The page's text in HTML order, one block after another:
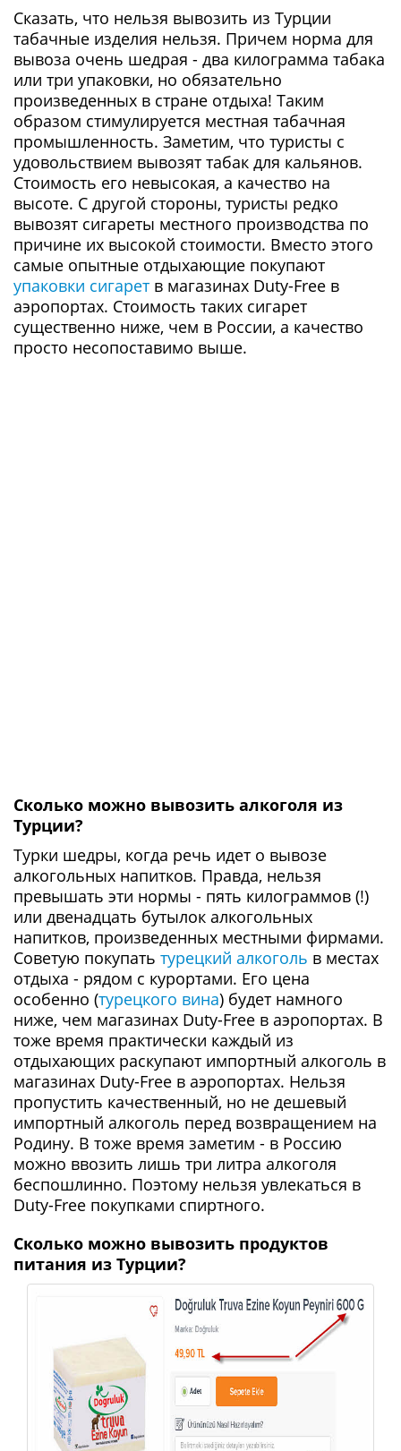
Сказать, что нельзя вывозить из Турции
табачные изделия нельзя. Причем норма для
вывоза очень шедрая - два килограмма табака
или три упаковки, но обязательно
произведенных в стране отдыха! Таким
образом стимулируется местная табачная
промышленность. Заметим, что туристы с
удовольствием вывозят табак для кальянов.
Стоимость его невысокая, а качество на
высоте. С другой стороны, туристы редко
вывозят сигареты местного производства по
причине их высокой стоимости. Вместо этого
самые опытные отдыхающие покупают
упаковки сигарет в магазинах Duty-Free в
аэропортах. Стоимость таких сигарет
существенно ниже, чем в России, а качество
просто несопоставимо выше.
Сколько можно вывозить алкоголя из
Турции?
Турки шедры, когда речь идет о вывозе
алкогольных напитков. Правда, нельзя
превышать эти нормы - пять килограммов (!)
или двенадцать бутылок алкогольных
напитков, произведенных местными фирмами.
Советую покупать турецкий алкоголь в местах
отдыха - рядом с курортами. Его цена
особенно (турецкого вина) будет намного
ниже, чем магазинах Duty-Free в аэропортах. В
тоже время практически каждый из
отдыхающих раскупают импортный алкоголь в
магазинах Duty-Free в аэропортах. Нельзя
пропустить качественный, но не дешевый
импортный алкоголь перед возвращением на
Родину. В тоже время заметим - в Россию
можно ввозить лишь три литра алкоголя
беспошлинно. Поэтому нельзя увлекаться в
Duty-Free покупками спиртного.
Сколько можно вывозить продуктов
питания из Турции?